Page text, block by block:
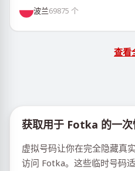
波兰69875 个
查看
获取用于 Fotka 的一次
虚拟号码让你在完全隐藏真
访问 Fotka。这些临时号码